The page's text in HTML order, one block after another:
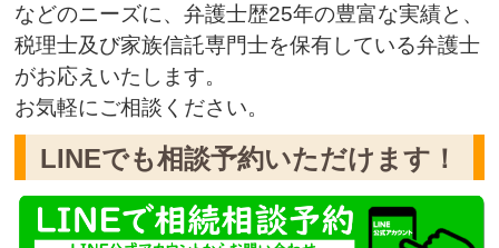
などのニーズに、弁護士歴25年の豊富な実績と、
税理士及び家族信託専門士を保有している弁護士
がお応えいたします。
お気軽にご相談ください。
LINEでも相談予約いただけます！